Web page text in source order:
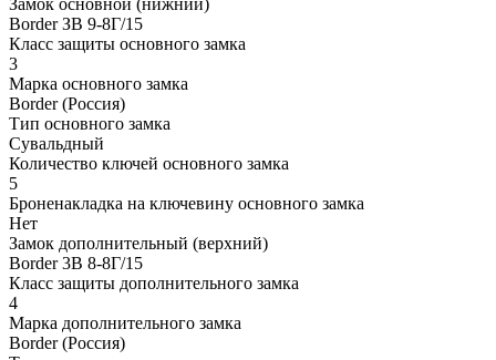
Border ЗВ 9-8Г/15
Класс защиты основного замка
3
Марка основного замка
Border (Россия)
Тип основного замка
Сувальдный
Количество ключей основного замка
5
Броненакладка на ключевину основного замка
Нет
Замок дополнительный (верхний)
Border 3В 8-8Г/15
Класс защиты дополнительного замка
4
Марка дополнительного замка
Border (Россия)